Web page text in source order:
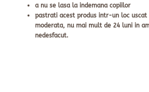
a nu se lasa la indemana copiilor
pastrati acest produs intr-un loc uscat
moderata, nu mai mult de 24 luni in
nedesfacut.